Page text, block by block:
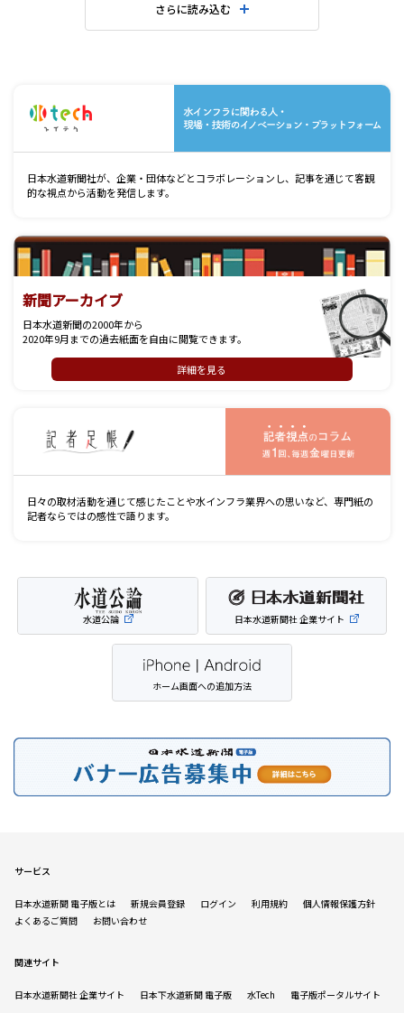
さらに読み込む
日本水道新聞社が、企業・団体などとコラボレーションし、記事を通じて客観
的な視点から活動を発信します。
新聞アーカイブ
日本水道新聞の2000年から
2020年9月までの過去紙面を自由に閲覧できます。
詳細を見る
日々の取材活動を通じて感じたことや水インフラ業界への思いなど、専門紙の
記者ならではの感性で語ります。
水道公論 日本水道新聞社 企業サイト
ホーム画面への追加方法
サービス
日本水道新聞 電子版とは 新規会員登録 ログイン 利用規約
個人情報保護方針
よくあるご質問
お問い合わせ
関連サイト
日本水道新聞社 企業サイト 日本下水道新聞 電子版 水Tech 電子版ポータルサイト